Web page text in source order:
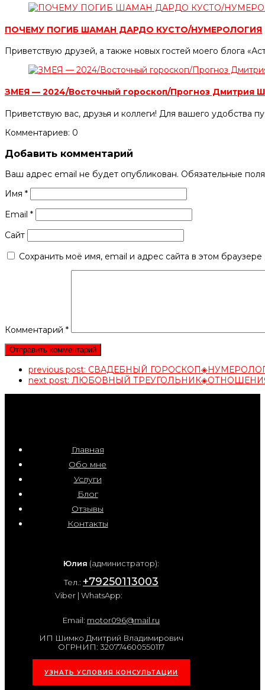
ПОЧЕМУ ПОГИБ ШАМАН ДАРДО КУСТО/НУМЕРОЛОГИЯ
Приветствую друзей, а также новых гостей моего блога
ЗМЕЯ — 2024/Восточный гороскоп/Прогноз Дмитрия
Приветствую вас, друзья и коллеги! Для вашего удобства
Комментариев: 0
Добавить комментарий
Ваш адрес email не будет опубликован. Обязательные
Имя *
Email *
Сайт
Сохранить моё имя, email и адрес сайта в этом
Комментарий *
previous post: СВАДЕБНЫЙ
next post: ЛЮБОВНЫЙ
Главная
Обо мне
Услуги
Блог
Отзывы
Контакты
Юлия (администратор):
Тел.: +79250113003
Viber | WhatsApp:
Email: motor096@mail.ru
ИП Шимко Дмитрий Владимирович
ОГРНИП: 320774600550117
УЗНАТЬ УСЛОВИЯ КОНСУЛЬТАЦИИ